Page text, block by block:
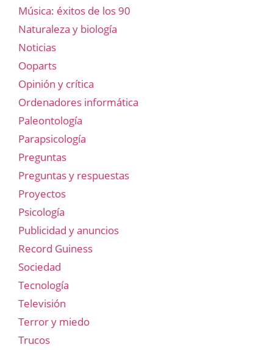
Música: éxitos de los 90
Naturaleza y biología
Noticias
Ooparts
Opinión y crítica
Ordenadores informática
Paleontología
Parapsicología
Preguntas
Preguntas y respuestas
Proyectos
Psicología
Publicidad y anuncios
Record Guiness
Sociedad
Tecnología
Televisión
Terror y miedo
Trucos